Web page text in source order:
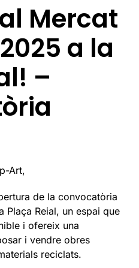
Mercat
a la
–
Art,
de la convocatòria
Plaça Reial, un espai que
i ofereix una
i vendre obres
reciclats.